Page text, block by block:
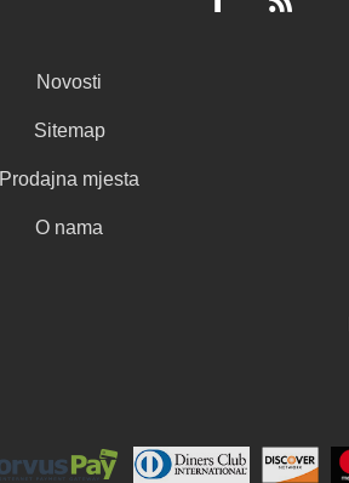
Novosti
Sitemap
Prodajna mjesta
O nama